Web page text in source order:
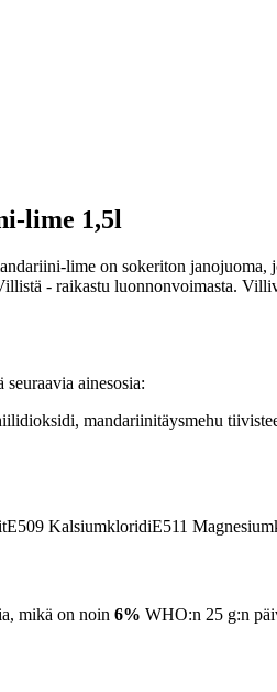
lime 1,5l
lime on sokeriton
- raikastu luonnonvoimasta.
ainesosia:
mandariinitäysmehu
E509 KalsiumkloridiE511
mikä on noin 6% WHO:n 25 g:n